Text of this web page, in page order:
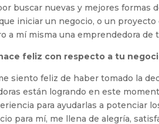
buscar nuevas y mejores formas
iniciar un negocio, o un
a mí misma una emprendedora
feliz con respecto a tu
siento feliz de haber tomado la
están logrando en este
para ayudarlas a potenciar
para mí, me llena de alegría,